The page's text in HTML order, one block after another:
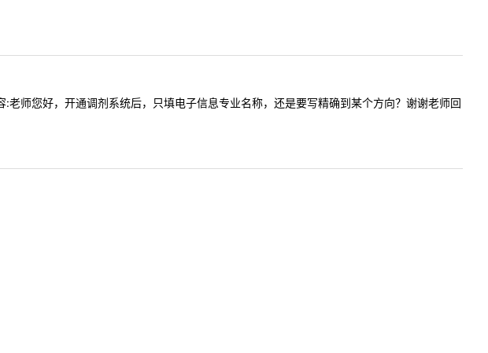
您好，开通调剂系统后，只填电子信息专业名称，还是要写精确到某个方向？谢谢老师回